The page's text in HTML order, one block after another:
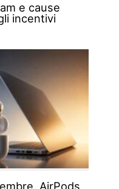
e cause
incentivi
AirPods